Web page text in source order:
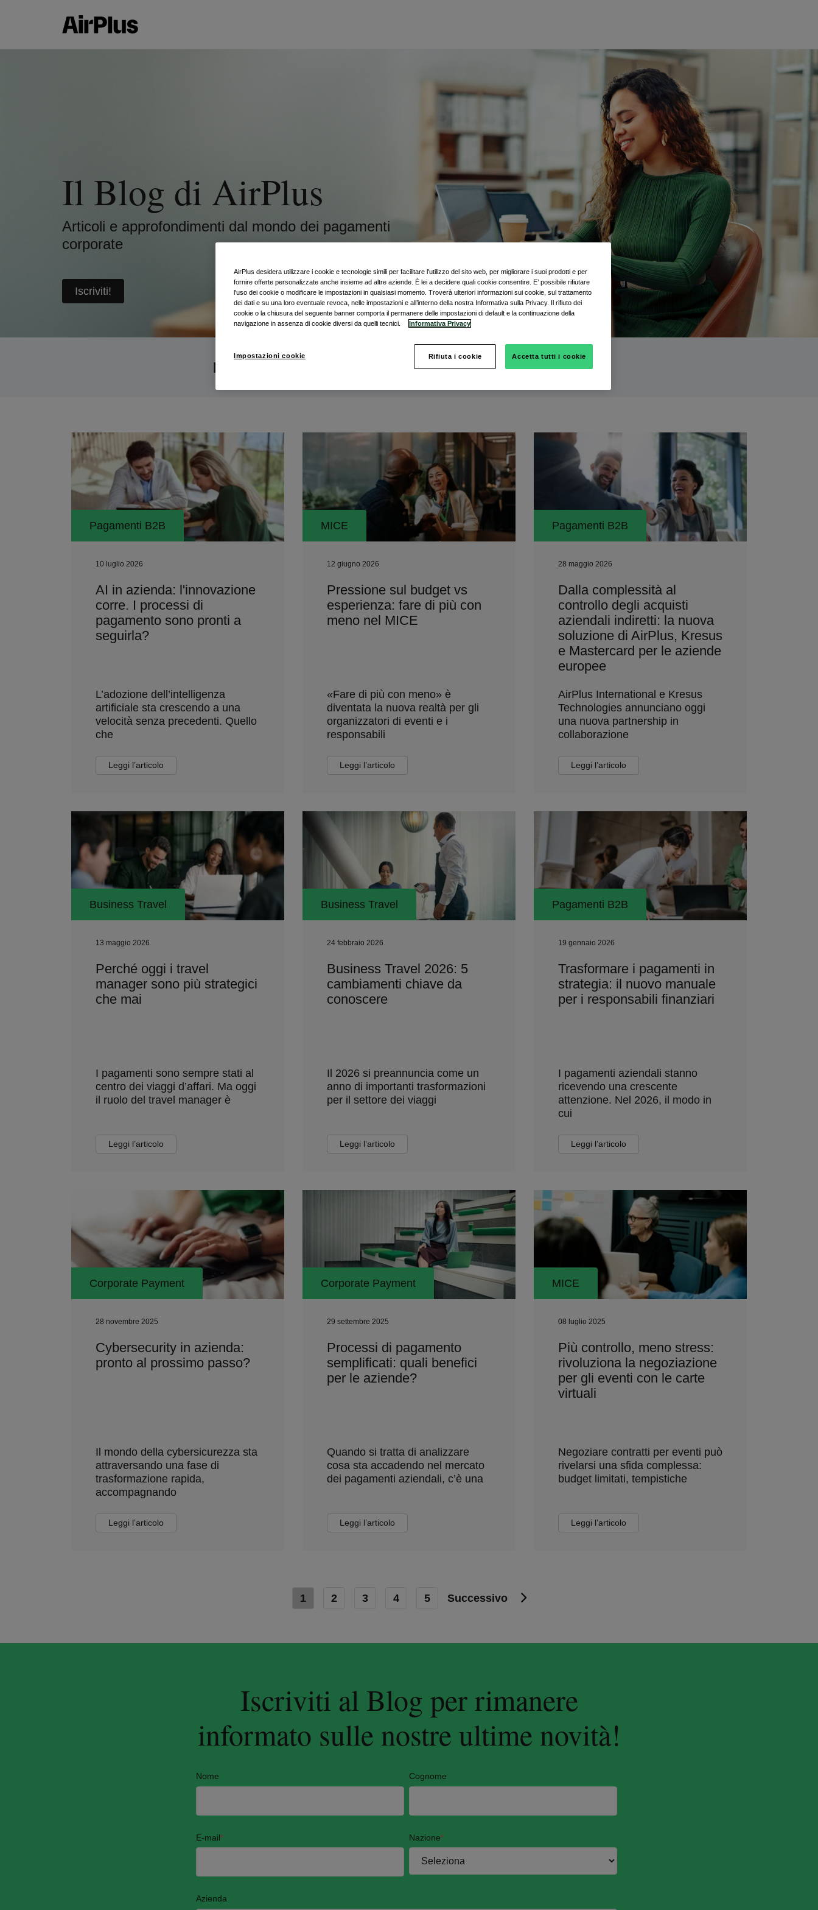
Il Blog di AirPlus
Articoli e approfondimenti dal mondo dei pagamenti
corporate
Iscriviti!
Filtra per tema
Pagamenti B2B
10 luglio 2026
AI in azienda: l'innovazione
corre. I processi di
pagamento sono pronti a
seguirla?
L’adozione dell’intelligenza
artificiale sta crescendo a una
velocità senza precedenti. Quello
che
Leggi l’articolo
MICE
12 giugno 2026
Pressione sul budget vs
esperienza: fare di più con
meno nel MICE
«Fare di più con meno» è
diventata la nuova realtà per gli
organizzatori di eventi e i
responsabili
Leggi l’articolo
Pagamenti B2B
28 maggio 2026
Dalla complessità al
controllo degli acquisti
aziendali indiretti: la nuova
soluzione di AirPlus, Kresus
e Mastercard per le aziende
europee
AirPlus International e Kresus
Technologies annunciano oggi
una nuova partnership in
collaborazione
Leggi l’articolo
Business Travel
13 maggio 2026
Perché oggi i travel
manager sono più strategici
che mai
I pagamenti sono sempre stati al
centro dei viaggi d’affari. Ma oggi
il ruolo del travel manager è
Leggi l’articolo
Business Travel
24 febbraio 2026
Business Travel 2026: 5
cambiamenti chiave da
conoscere
Il 2026 si preannuncia come un
anno di importanti trasformazioni
per il settore dei viaggi
Leggi l’articolo
Pagamenti B2B
19 gennaio 2026
Trasformare i pagamenti in
strategia: il nuovo manuale
per i responsabili finanziari
I pagamenti aziendali stanno
ricevendo una crescente
attenzione. Nel 2026, il modo in
cui
Leggi l’articolo
Corporate Payment
28 novembre 2025
Cybersecurity in azienda:
pronto al prossimo passo?
Il mondo della cybersicurezza sta
attraversando una fase di
trasformazione rapida,
accompagnando
Leggi l’articolo
Corporate Payment
29 settembre 2025
Processi di pagamento
semplificati: quali benefici
per le aziende?
Quando si tratta di analizzare
cosa sta accadendo nel mercato
dei pagamenti aziendali, c’è una
Leggi l’articolo
MICE
08 luglio 2025
Più controllo, meno stress:
rivoluziona la negoziazione
per gli eventi con le carte
virtuali
Negoziare contratti per eventi può
rivelarsi una sfida complessa:
budget limitati, tempistiche
Leggi l’articolo
1 2 3 4 5 Successivo
Iscriviti al Blog per rimanere
informato sulle nostre ultime novità!
Nome Cognome
E-mail* Nazione*
Azienda
AirPlus desidera utilizzare i cookie e tecnologie simili per facilitare l'utilizzo del sito web, per migliorare i suoi prodotti e per
fornire offerte personalizzate anche insieme ad altre aziende. È lei a decidere quali cookie consentire. E’ possibile rifiutare
l'uso dei cookie o modificare le impostazioni in qualsiasi momento. Troverà ulteriori informazioni sui cookie, sul trattamento
dei dati e su una loro eventuale revoca, nelle impostazioni e all’interno della nostra Informativa sulla Privacy. Il rifiuto dei
cookie o la chiusura del seguente banner comporta il permanere delle impostazioni di default e la continuazione della
navigazione in assenza di cookie diversi da quelli tecnici.
Informativa Privacy
Impostazioni cookie Rifiuta i cookie Accetta tutti i cookie